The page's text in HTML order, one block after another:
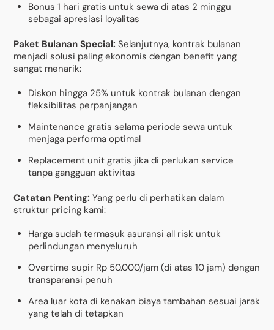
Bonus 1 hari gratis untuk sewa di atas 2 minggu
sebagai apresiasi loyalitas
Paket Bulanan Special: Selanjutnya, kontrak bulanan
menjadi solusi paling ekonomis dengan benefit yang
sangat menarik:
Diskon hingga 25% untuk kontrak bulanan dengan
fleksibilitas perpanjangan
Maintenance gratis selama periode sewa untuk
menjaga performa optimal
Replacement unit gratis jika di perlukan service
tanpa gangguan aktivitas
Catatan Penting: Yang perlu di perhatikan dalam
struktur pricing kami:
Harga sudah termasuk asuransi all risk untuk
perlindungan menyeluruh
Overtime supir Rp 50.000/jam (di atas 10 jam) dengan
transparansi penuh
Area luar kota di kenakan biaya tambahan sesuai jarak
yang telah di tetapkan